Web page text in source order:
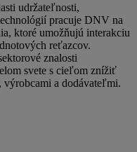
udržateľnosti,
pracuje DNV na
ktoré umožňujú interakciu
reťazcov.
znalosti
svete s cieľom znížiť
výrobcami a dodávateľmi.